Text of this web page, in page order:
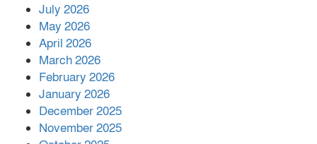
July 2026
May 2026
April 2026
March 2026
February 2026
January 2026
December 2025
November 2025